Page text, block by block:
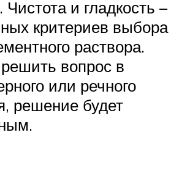
Чистота и гладкость –
критериев выбора
раствора.
вопрос в
или речного
решение будет